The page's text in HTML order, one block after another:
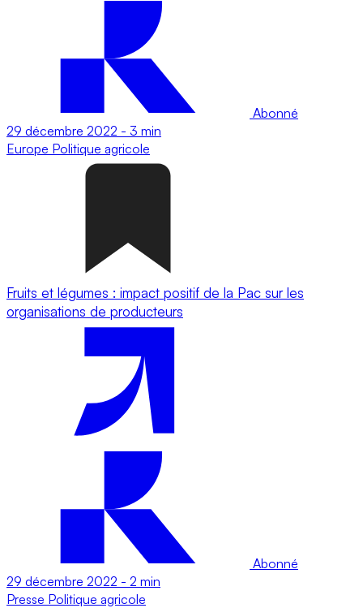
Abonné
29 décembre 2022 - 3 min
Europe Politique agricole
Fruits et légumes : impact positif de la Pac sur les
organisations de producteurs
Abonné
29 décembre 2022 - 2 min
Presse Politique agricole